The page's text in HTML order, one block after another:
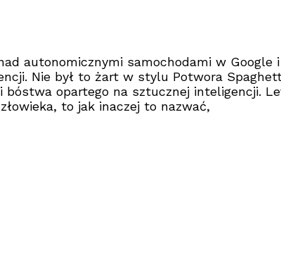
autonomicznymi samochodami w Google
Nie był to żart w stylu Potwora
opartego na sztucznej inteligencji.
to jak inaczej to nazwać,